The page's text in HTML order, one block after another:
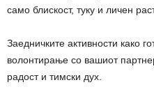
само блискост, туку и личен
Заедничките активности како
волонтирање со вашиот
радост и тимски дух.